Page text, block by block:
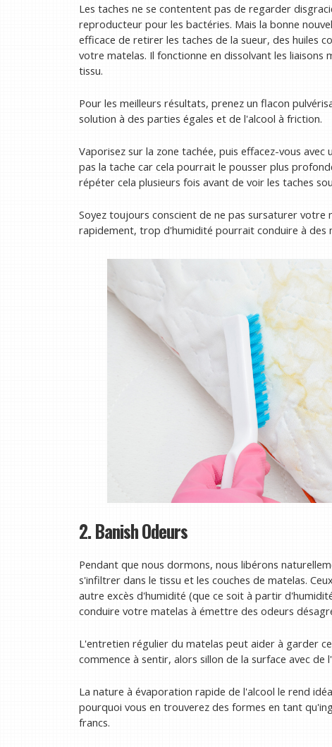
Les taches ne se contentent pas de regarder
reproducteur pour les bactéries. Mais la bonne
efficace de retirer les taches de la sueur, des huiles
votre matelas. Il fonctionne en dissolvant les liaisons
tissu.
Pour les meilleurs résultats, prenez un flacon
solution à des parties égales et de l'alcool à friction.
Vaporisez sur la zone tachée, puis effacez-vous
pas la tache car cela pourrait le pousser plus
répéter cela plusieurs fois avant de voir les taches
Soyez toujours conscient de ne pas sursaturer
rapidement, trop d'humidité pourrait conduire à des
2. Banish Odeurs
Pendant que nous dormons, nous libérons
s'infiltrer dans le tissu et les couches de matelas.
autre excès d'humidité (que ce soit à partir
conduire votre matelas à émettre des odeurs
L'entretien régulier du matelas peut aider à garder
commence à sentir, alors sillon de la surface avec de
La nature à évaporation rapide de l'alcool le rend
pourquoi vous en trouverez des formes en tant
francs.